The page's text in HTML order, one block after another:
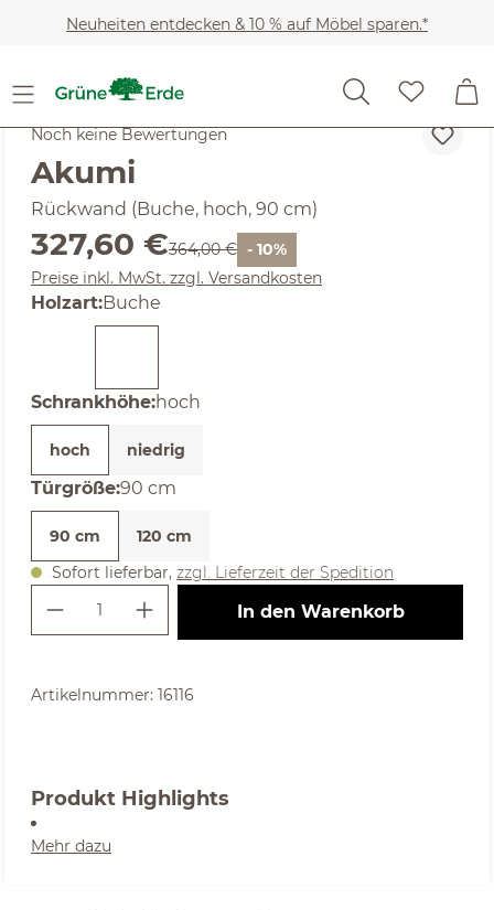
Zum Hauptinhalt springen
Neuheiten entdecken & 10 % auf Möbel sparen.*
SALE
Noch keine Bewertungen
Akumi
Rückwand (Buche, hoch, 90 cm)
Verkaufspreis:
327,60 €Regulärer Preis:
364,00 € - 10%
Preise inkl. MwSt. zzgl. Versandkosten
Holzartauswählen
:Buche
Schrankhöheauswählen
:hoch
hoch niedrig
Türgrößeauswählen
:90 cm
90 cm
120 cm
Sofort lieferbar, zzgl. Lieferzeit der Spedition
Produkt Anzahl: Gib den
In den Warenkorb
Artikelnummer: 16116
Produkt Highlights
Mehr dazu